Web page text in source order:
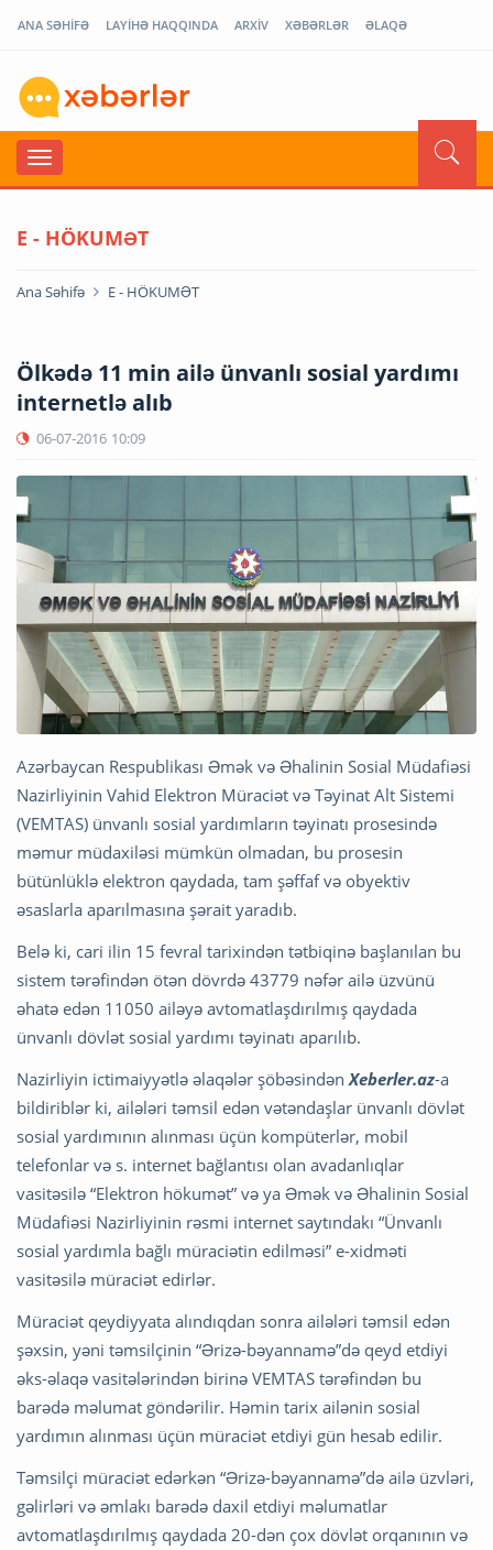
ANA SƏHİFƏ LAYİHƏ HAQQINDA ARXİV XƏBƏRLƏR ƏLAQƏ
E - HÖKUMƏT
Ana Səhifə E - HÖKUMƏT
Ölkədə 11 min ailə ünvanlı sosial yardımı
internetlə alıb
06-07-2016 10:09
Azərbaycan Respublikası Əmək və Əhalinin Sosial Müdafiəsi
Nazirliyinin Vahid Elektron Müraciət və Təyinat Alt Sistemi
(VEMTAS) ünvanlı sosial yardımların təyinatı prosesində
məmur müdaxiləsi mümkün olmadan, bu prosesin
bütünlüklə elektron qaydada, tam şəffaf və obyektiv
əsaslarla aparılmasına şərait yaradıb.
Belə ki, cari ilin 15 fevral tarixindən tətbiqinə başlanılan bu
sistem tərəfindən ötən dövrdə 43779 nəfər ailə üzvünü
əhatə edən 11050 ailəyə avtomatlaşdırılmış qaydada
ünvanlı dövlət sosial yardımı təyinatı aparılıb.
Nazirliyin ictimaiyyətlə əlaqələr şöbəsindən Xeberler.az-a
bildiriblər ki, ailələri təmsil edən vətəndaşlar ünvanlı dövlət
sosial yardımının alınması üçün kompüterlər, mobil
telefonlar və s. internet bağlantısı olan avadanlıqlar
vasitəsilə “Elektron hökumət” və ya Əmək və Əhalinin Sosial
Müdafiəsi Nazirliyinin rəsmi internet saytındakı “Ünvanlı
sosial yardımla bağlı müraciətin edilməsi” e-xidməti
vasitəsilə müraciət edirlər.
Müraciət qeydiyyata alındıqdan sonra ailələri təmsil edən
şəxsin, yəni təmsilçinin “Ərizə-bəyannamə”də qeyd etdiyi
əks-əlaqə vasitələrindən birinə VEMTAS tərəfindən bu
barədə məlumat göndərilir. Həmin tarix ailənin sosial
yardımın alınması üçün müraciət etdiyi gün hesab edilir.
Təmsilçi müraciət edərkən “Ərizə-bəyannamə”də ailə üzvləri,
gəlirləri və əmlakı barədə daxil etdiyi məlumatlar
avtomatlaşdırılmış qaydada 20-dən çox dövlət orqanının və